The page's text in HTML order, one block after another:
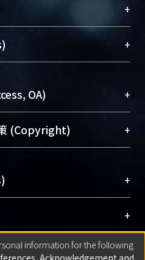
列，為永久珍藏及向國際
及學術能量，圖書館整合
庫（AH）不同功能平
scholars。期能整合研
promote researcher
Library integrates the
with “Academic
+
Library)
+
OA) +
提升資訊取用性的社會運
透過將研究著作公開供使
研究發展、提升研究影響
入了解OA）
(Copyright) +
入者所有，或由第三方贊
該版權所有者及第三方同
submission is your
you have the right to
+
Service)
+
機中心帳號登入
+
information for the following
Acknowledgement and